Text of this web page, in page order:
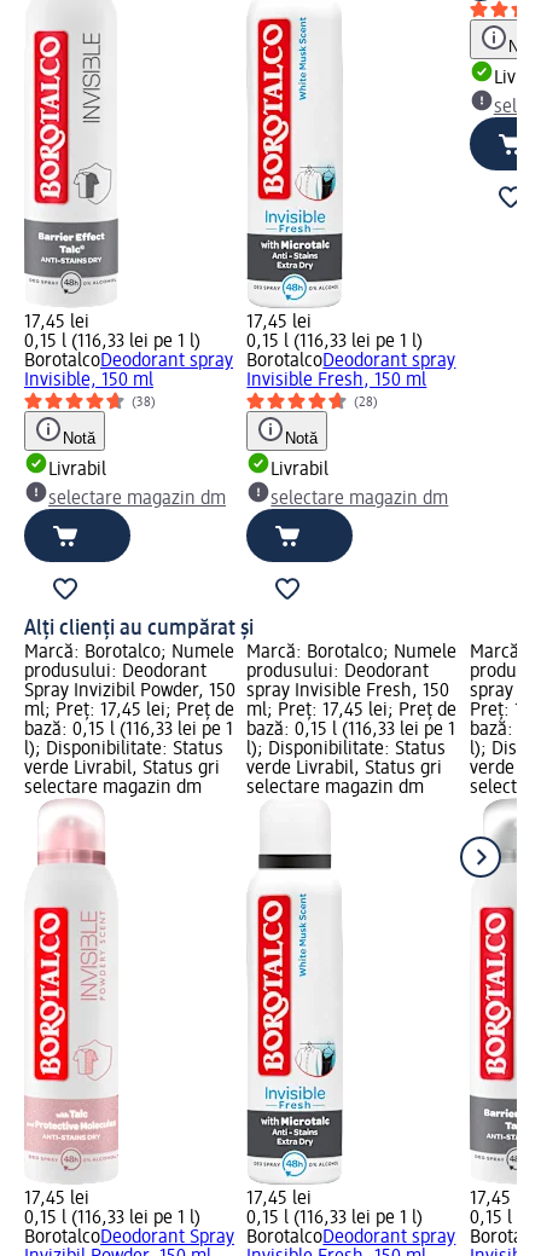
17,45 lei
0,15 l (116,33 lei pe 1 l)
BorotalcoDeodorant spray
Invisible, 150 ml
(38)
Notă
Livrabil
selectare magazin dm
17,45 lei
0,15 l (116,33 lei pe 1 l)
BorotalcoDeodorant spray
Invisible Fresh, 150 ml
(28)
Notă
Livrabil
selectare magazin dm
Notă
Alți clienți au cumpărat și
Marcă: Borotalco; Numele
produsului: Deodorant
Spray Invizibil Powder, 150
ml; Preț: 17,45 lei; Preț de
bază: 0,15 l (116,33 lei pe 1
l); Disponibilitate: Status
verde Livrabil, Status gri
selectare magazin dm
17,45 lei
0,15 l (116,33 lei pe 1 l)
BorotalcoDeodorant Spray
Marcă: Borotalco; Numele
produsului: Deodorant
spray Invisible Fresh, 150
ml; Preț: 17,45 lei; Preț de
bază: 0,15 l (116,33 lei pe 1
l); Disponibilitate: Status
verde Livrabil, Status gri
selectare magazin dm
17,45 lei
0,15 l (116,33 lei pe 1 l)
BorotalcoDeodorant spray
Marcă:
spray
Preț:
bază:
l);
verde
17,45 lei
0,15 l